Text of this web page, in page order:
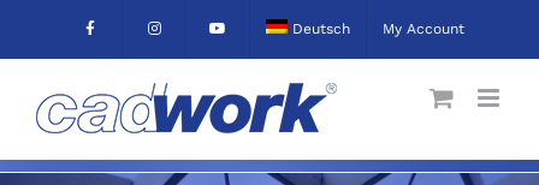
Deutsch My Account